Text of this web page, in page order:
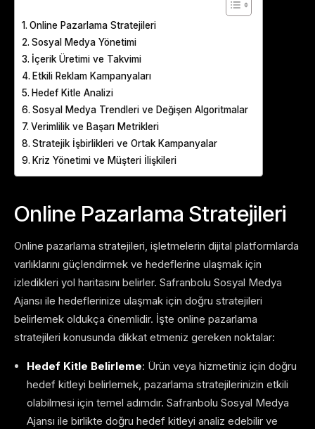
Online Pazarlama Stratejileri
Sosyal Medya Yönetimi
İçerik Üretimi ve Takvimi
Etkili Reklam Kampanyaları
Hedef Kitle Analizi
Sosyal Medya Trendleri ve Değişen Algoritmalar
Verimlilik ve Başarı Metrikleri
Stratejik İşbirlikleri ve Ortak Kampanyalar
Kriz Yönetimi ve Müşteri İlişkileri
Online Pazarlama Stratejileri
Online pazarlama stratejileri, işletmelerin dijital platformlarda
varlıklarını güçlendirmek ve hedeflerine ulaşmak için
izledikleri yol haritasını belirler. Safranbolu Sosyal Medya
Ajansı ile hedeflerinize ulaşmak için doğru stratejileri
belirlemek oldukça önemlidir. İşte online pazarlama
stratejileri konusunda dikkat etmeniz gereken noktalar:
Hedef Kitle Belirleme: Ürün veya hizmetiniz için doğru
hedef kitleyi belirlemek, pazarlama stratejilerinizin etkili
olabilmesi için temel adımdır. Safranbolu Sosyal Medya
Ajansı ile birlikte doğru hedef kitleyi analiz edebilir ve